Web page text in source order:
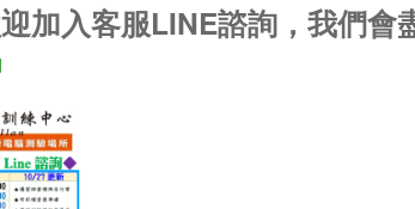
加入客服LINE諮詢，我們會